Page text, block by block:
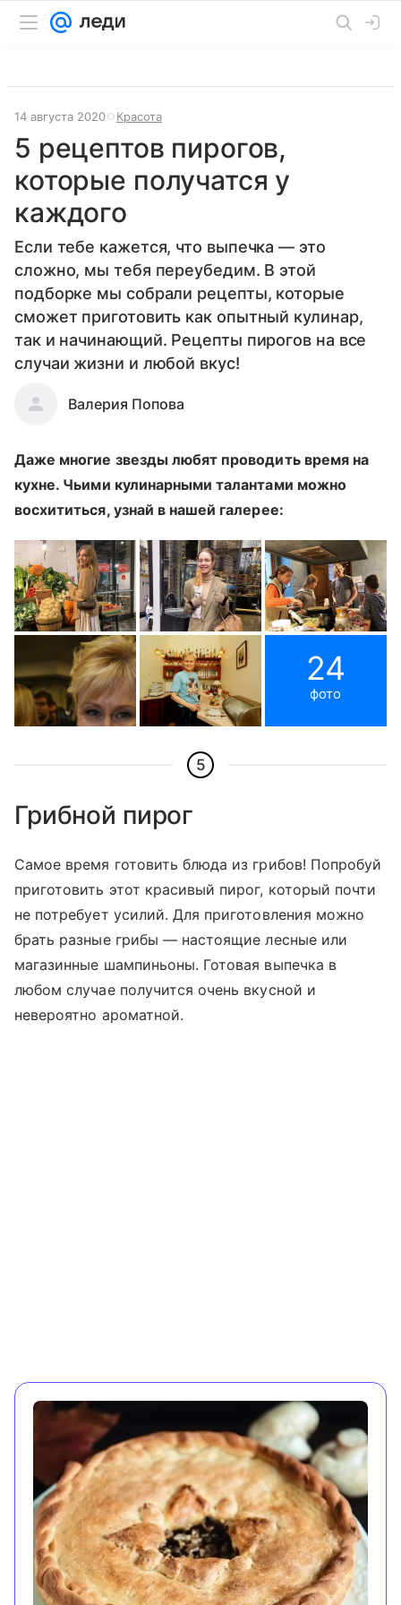
14 августа 2020 Красота
5 рецептов пирогов,
которые получатся у
каждого
Если тебе кажется, что выпечка — это
сложно, мы тебя переубедим. В этой
подборке мы собрали рецепты, которые
сможет приготовить как опытный кулинар,
так и начинающий. Рецепты пирогов на все
случаи жизни и любой вкус!
Валерия Попова
Даже многие звезды любят проводить время на
кухне. Чьими кулинарными талантами можно
восхититься, узнай в нашей галерее:
24
фото
5
Грибной пирог
Самое время готовить блюда из грибов! Попробуй
приготовить этот красивый пирог, который почти
не потребует усилий. Для приготовления можно
брать разные грибы — настоящие лесные или
магазинные шампиньоны. Готовая выпечка в
любом случае получится очень вкусной и
невероятно ароматной.